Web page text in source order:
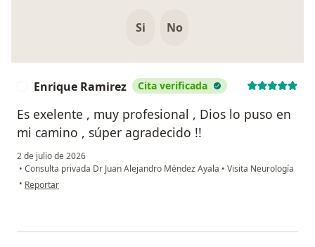
Si No
Enrique Ramirez Cita verificada
Es exelente , muy profesional , Dios lo puso en
mi camino , súper agradecido !!
2 de julio de 2026
• Consulta privada Dr Juan Alejandro Méndez Ayala • Visita Neurología
• en opinión del usuario Enrique Ramirez
Reportar